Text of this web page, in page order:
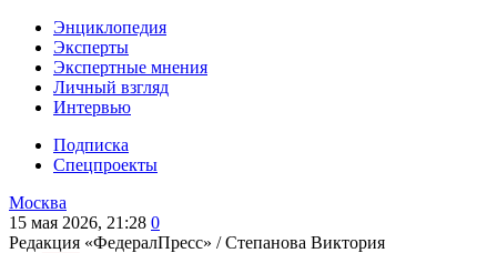
Энциклопедия
Эксперты
Экспертные мнения
Личный взгляд
Интервью
Подписка
Спецпроекты
Москва
15 мая 2026, 21:28 0
Редакция «ФедералПресс» /Степанова Виктория